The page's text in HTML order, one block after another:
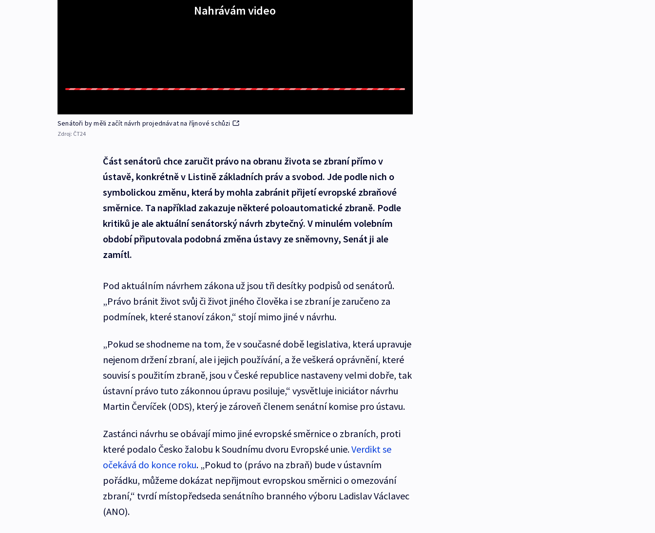
Nahrávám video
Senátoři by měli začít návrh projednávat na říjnové schůzi
Zdroj: ČT24
Část senátorů chce zaručit právo na obranu života se zbraní přímo v
ústavě, konkrétně v Listině základních práv a svobod. Jde podle nich o
symbolickou změnu, která by mohla zabránit přijetí evropské zbraňové
směrnice. Ta například zakazuje některé poloautomatické zbraně. Podle
kritiků je ale aktuální senátorský návrh zbytečný. V minulém volebním
období připutovala podobná změna ústavy ze sněmovny, Senát ji ale
zamítl.
Pod aktuálním návrhem zákona už jsou tři desítky podpisů od senátorů.
„Právo bránit život svůj či život jiného člověka i se zbraní je zaručeno za
podmínek, které stanoví zákon,“ stojí mimo jiné v návrhu.
„Pokud se shodneme na tom, že v současné době legislativa, která upravuje
nejenom držení zbraní, ale i jejich používání, a že veškerá oprávnění, které
souvisí s použitím zbraně, jsou v České republice nastaveny velmi dobře, tak
ústavní právo tuto zákonnou úpravu posiluje,“ vysvětluje iniciátor návrhu
Martin Červíček (ODS), který je zároveň členem senátní komise pro ústavu.
Zastánci návrhu se obávají mimo jiné evropské směrnice o zbraních, proti
které podalo Česko žalobu k Soudnímu dvoru Evropské unie.Verdikt se
očekává do konce roku. „Pokud to (právo na zbraň) bude v ústavním
pořádku, můžeme dokázat nepřijmout evropskou směrnici o omezování
zbraní,“ tvrdí místopředseda senátního branného výboru Ladislav Václavec
(ANO).